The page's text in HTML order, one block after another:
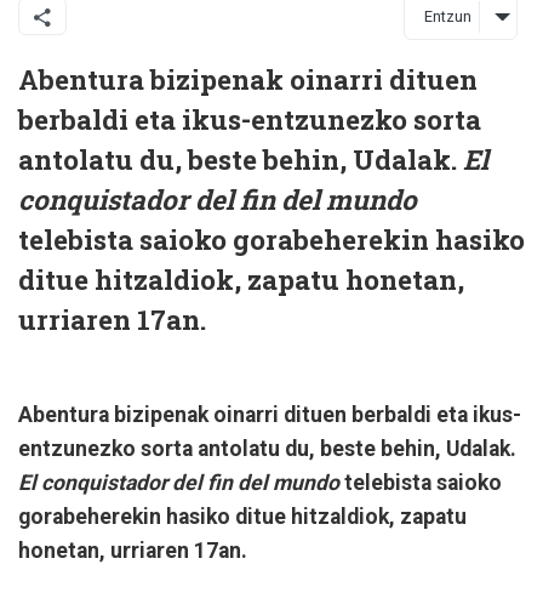
Entzun
Abentura bizipenak oinarri dituen
berbaldi eta ikus-entzunezko sorta
antolatu du, beste behin, Udalak.El
conquistador del fin del mundo
telebista saioko gorabeherekin hasiko
ditue hitzaldiok, zapatu honetan,
urriaren 17an.
Abentura bizipenak oinarri dituen berbaldi eta ikus-
entzunezko sorta antolatu du, beste behin, Udalak.
El conquistador del fin del mundotelebista saioko
gorabeherekin hasiko ditue hitzaldiok, zapatu
honetan, urriaren 17an.